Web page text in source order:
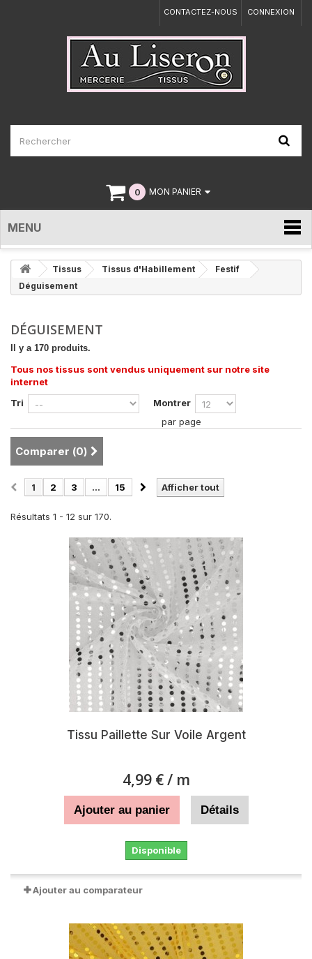
CONNEXION
CONTACTEZ-NOUS
0 MON PANIER
MENU
Tissus Tissus d'Habillement
Festif
Déguisement
DÉGUISEMENT
Il y a 170 produits.
Tous nos tissus sont vendus uniquement sur notre site
internet
Tri
Montrer
par page
Comparer (0)
Afficher tout
1 2 3 ... 15
Résultats 1 - 12 sur 170.
Tissu Paillette Sur Voile Argent
4,99 €/ m
Ajouter au panier Détails
Disponible
Ajouter au comparateur